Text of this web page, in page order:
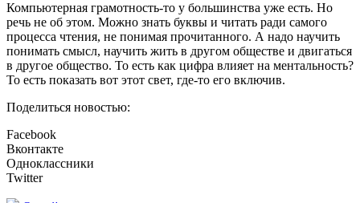
Компьютерная грамотность-то у большинства уже есть. Но
речь не об этом. Можно знать буквы и читать ради самого
процесса чтения, не понимая прочитанного. А надо научить
понимать смысл, научить жить в другом обществе и двигаться
в другое общество. То есть как цифра влияет на ментальность?
То есть показать вот этот свет, где-то его включив.
Поделиться новостью:
Facebook
Вконтакте
Одноклассники
Twitter